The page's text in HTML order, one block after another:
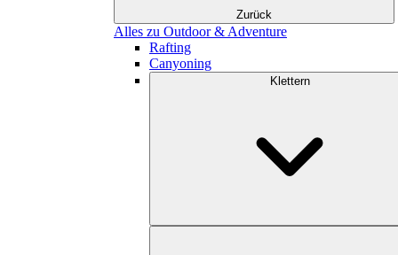
Zurück
Alles zu Outdoor & Adventure
Rafting
Canyoning
Klettern